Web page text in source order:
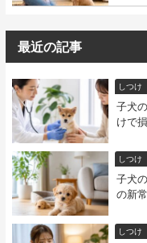
最近の記事
しつけ
子犬
けで
しつけ
子犬
の新
しつけ